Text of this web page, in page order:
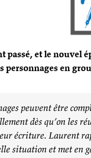
passé, et le nouvel
personnages en
peuvent être
dès qu’on les
écriture. Laurent
situation et met en